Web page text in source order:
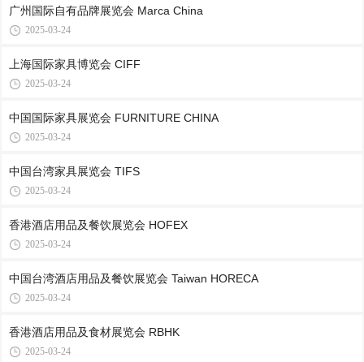
广州国际自有品牌展览会 Marca China
2025-03-24
上海国际家具博览会 CIFF
2025-03-24
中国国际家具展览会 FURNITURE CHINA
2025-03-24
中国台湾家具展览会 TIFS
2025-03-24
香港酒店用品及餐饮展览会 HOFEX
2025-03-24
中国台湾酒店用品及餐饮展览会 Taiwan HORECA
2025-03-24
香港酒店用品及食材展览会 RBHK
2025-03-24